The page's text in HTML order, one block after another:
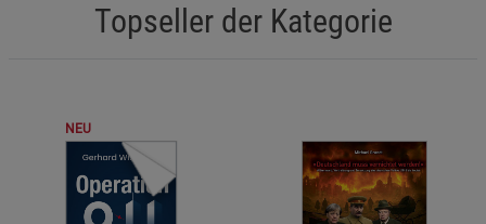
Topseller der Kategorie
NEU